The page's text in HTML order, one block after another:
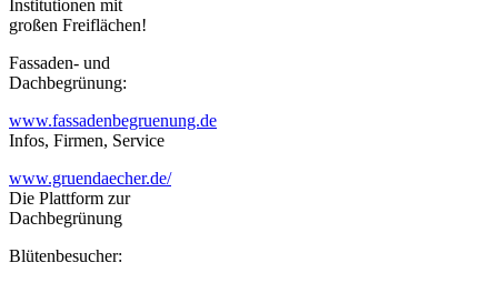
Institutionen mit
großen Freiflächen!
Fassaden- und
Dachbegrünung:
www.fassadenbegruenung.de
Infos, Firmen, Service
www.gruendaecher.de/
Die Plattform zur
Dachbegrünung
Blütenbesucher: